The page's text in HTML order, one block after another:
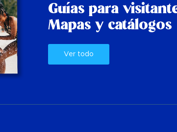
Guías para
Mapas y catálogos
Ver todo